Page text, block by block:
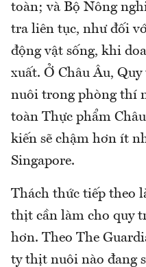
toàn; và Bộ Nông
tra liên tục, như đối
động vật sống, khi
xuất. Ở Châu Âu,
nuôi trong phòng thí
toàn Thực phẩm
kiến ​​sẽ chậm hơn ít
Singapore.
Thách thức tiếp theo
thịt cần làm cho quy
hơn. Theo The
ty thịt nuôi nào đang